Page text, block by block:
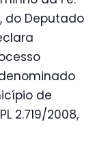
do Deputado
de
2.719/2008,